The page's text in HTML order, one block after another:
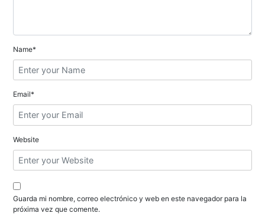
e
n
t
r
a
d
a
s
Name*
Email*
Website
Guarda mi nombre, correo electrónico y web en este navegador para la
próxima vez que comente.